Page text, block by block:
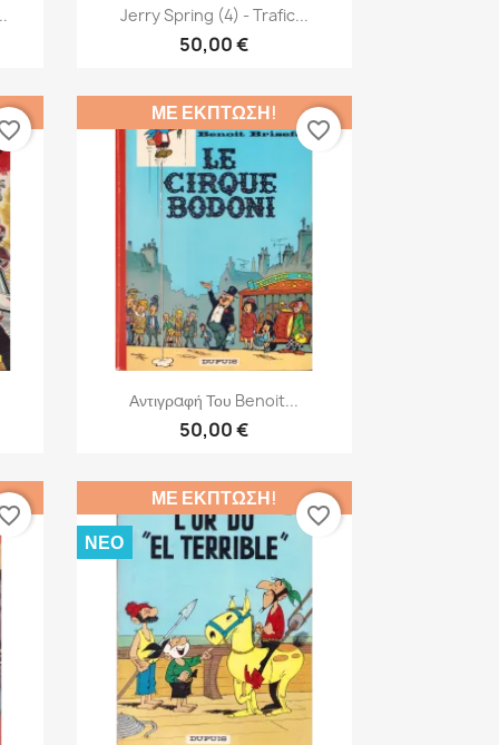
Γρήγορη προβολή
Jerry Spring (4) - Trafic...
50,00 €
Γρήγορη προβολή
Αντιγραφή Του Benoit...
50,00 €
ΜΕ ΈΚΠΤΩΣΗ!
favorite_border
ΜΕ ΈΚΠΤΩΣΗ!
ΝΈΟ
favorite_border